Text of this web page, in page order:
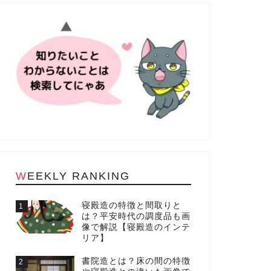
WEEKLY RANKING
1
寝殿造の特徴と間取りと
は？平安時代の調度品も画
像で解説【寝殿造のインテ
リア】
2
書院造とは？床の間の特徴